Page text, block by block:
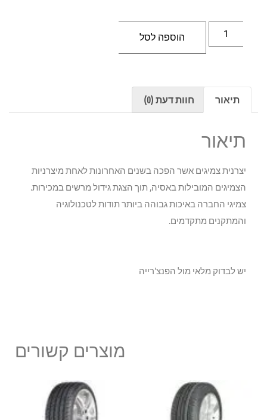
הוספה לסל
תיאור חוות דעת (0)
תיאור
יצרנית צמיגים אשר הפכה בשנים האחרונות לאחת מיצרניות
הצמיגים המובילות באסיה, תוך הצגת גידול מרשים במכירות.
צמיגי החברה באיכות גבוהה ביותר תודות לטכנולוגיה
והמתקנים מתקדמים.
יש לבדוק מלאי מול הפנצ'רייה
מוצרים קשורים